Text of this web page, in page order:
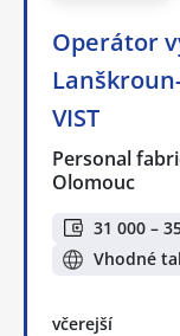
Operátor
VIST
Personal
Olomouc
31 000 –
Vhodné
včerejší